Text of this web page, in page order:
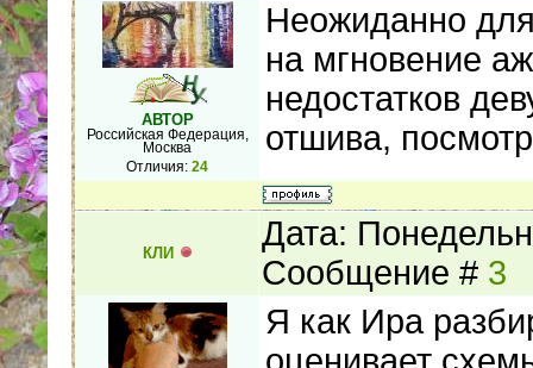
АВТОР
Российская Федерация,
Москва
Отличия: 24
Неожиданно
на мгновение
недостатков
отшива,
КЛИ
Дата:
Сообщение # 3
Я как Ира